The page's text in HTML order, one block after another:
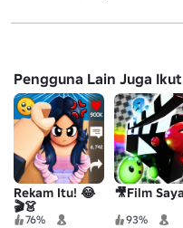
Pengguna Lain Juga Ikut
Rekam Itu! 😂
🎬👗
76%
🎥Film Saya
93%